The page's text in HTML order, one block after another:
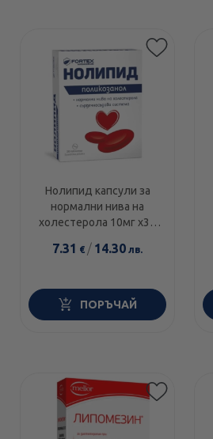
Нолипид капсули за
нормални нива на
холестерола 10мг х30
7.31 € / 14.30 лв.
ПОРЪЧАЙ